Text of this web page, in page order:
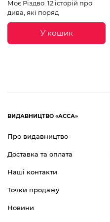
Моє Різдво. 12 історій про
дива, які поряд
У кошик
ВИДАВНИЦТВО «АССА»
Про видавництво
Доставка та оплата
Наші контакти
Точки продажу
Новини